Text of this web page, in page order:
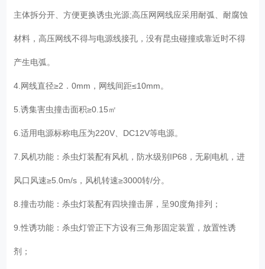
主体拆分开、方便更换诱虫光源;高压网网线应采用耐弧、耐腐蚀
材料，高压网线不得与电源线接孔，没有昆虫碰撞或靠近时不得
产生电弧。
4.网线直径≥2．0mm，网线间距≤10mm。
5.诱集害虫撞击面积≥0.15㎡
6.适用电源标称电压为220V、DC12V等电源。
7.风机功能：杀虫灯装配有风机，防水级别IP68，无刷电机，进
风口风速≥5.0m/s，风机转速≥3000转/分。
8.撞击功能：杀虫灯装配有四块撞击屏，呈90度角排列；
9.性诱功能：杀虫灯管正下方设有三角形固定装置，放置性诱
剂；